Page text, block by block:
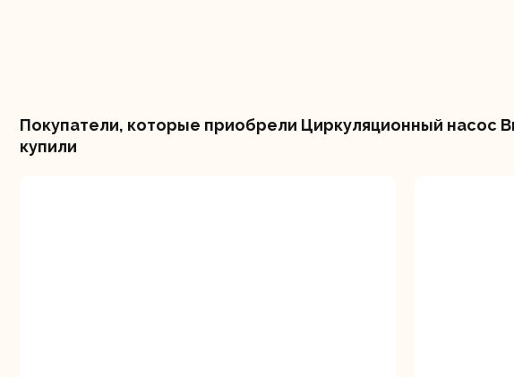
Покупатели, которые приобрели Циркуляционный
купили